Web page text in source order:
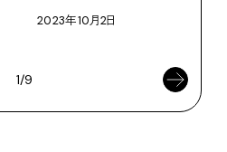
2023年10月2日
1/9